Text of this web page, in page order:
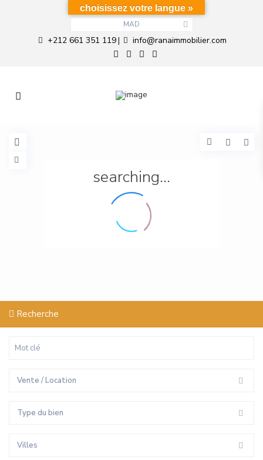
MAD
+212 661 351 119| info@ranaimmobilier.com
searching...
Recherche
Vente / Location
Type du bien
Villes
choisissez votre langue »